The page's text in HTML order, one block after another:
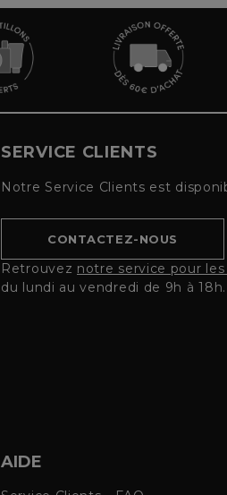
SERVICE CLIENTS
Notre Service Clients est
CONTACTEZ-NOUS
Retrouvez notre service pour
du lundi au vendredi de 9h à 18h.
AIDE